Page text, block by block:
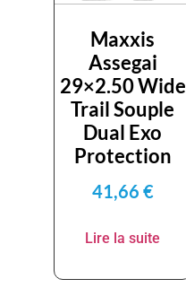
Maxxis
Assegai
29×2.50 Wide
Trail Souple
Dual Exo
Protection
41,66 €
Lire la suite